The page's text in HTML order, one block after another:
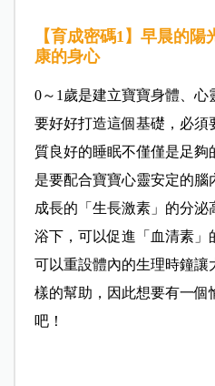
【育成密碼1】早晨的
康的身心
0～1歲是建立寶寶身體、心
要好好打造這個基礎，必須
質良好的睡眠不僅僅是足
是要配合寶寶心靈安定的
成長的「生長激素」的分
浴下，可以促進「血清素」
可以重設體內的生理時鐘讓
樣的幫助，因此想要有一
吧！